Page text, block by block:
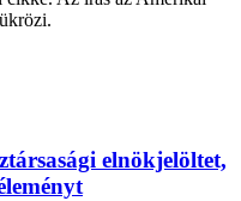
elnökjelöltet,